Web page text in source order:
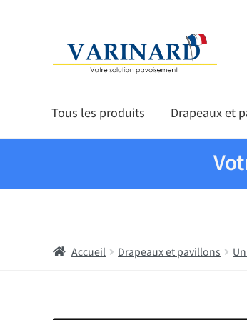
Aller à la navigation
Aller au contenu
Tous les produits Drapeaux et
Accueil Drapeaux et pavillons